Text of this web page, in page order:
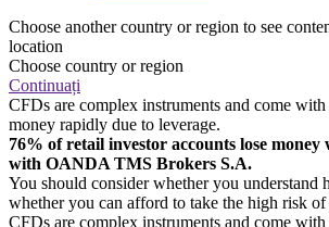
Choose another country or region to see
location
Choose country or region
Continuați
CFDs are complex instruments and come
money rapidly due to leverage.
76% of retail investor accounts lose
with OANDA TMS Brokers S.A.
You should consider whether you understand
whether you can afford to take the high risk
CFDs are complex instruments and come